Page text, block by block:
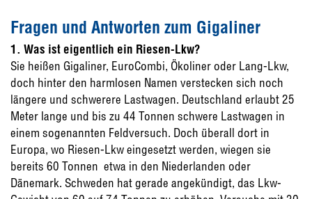
Fragen und Antworten zum Gigaliner
1. Was ist eigentlich ein Riesen-Lkw?
Sie heißen Gigaliner, EuroCombi, Ökoliner oder Lang-Lkw,
doch hinter den harmlosen Namen verstecken sich noch
längere und schwerere Lastwagen. Deutschland erlaubt 25
Meter lange und bis zu 44 Tonnen schwere Lastwagen in
einem sogenannten Feldversuch. Doch überall dort in
Europa, wo Riesen-Lkw eingesetzt werden, wiegen sie
bereits 60 Tonnen  etwa in den Niederlanden oder
Dänemark. Schweden hat gerade angekündigt, das Lkw-